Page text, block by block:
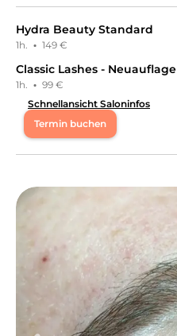
Hydra Beauty Standard
1h. · 149 €
Classic Lashes - Neuauflage
1h. · 99 €
Schnellansicht Saloninfos
Termin buchen
Mo 09:00 - 18:00
Di
09:00 - 18:00
09:00 - 18:00
09:00 - 18:00